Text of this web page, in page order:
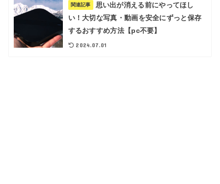
関連記事
思い出が消える前にやってほし
い！大切な写真・動画を安全にずっと保存
するおすすめ方法【pc不要】
2024.07.01